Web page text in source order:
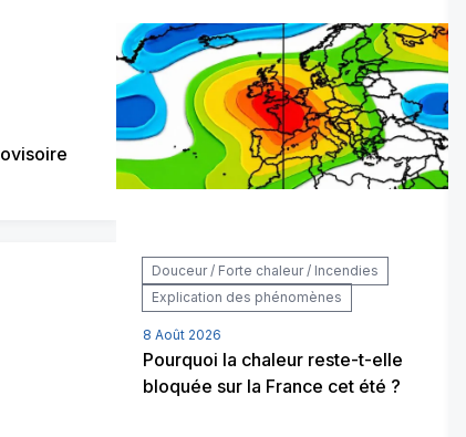
Douceur / Forte chaleur / Incendies
Explication des phénomènes
8 Août 2026
Pourquoi la chaleur reste-t-elle
bloquée sur la France cet été ?